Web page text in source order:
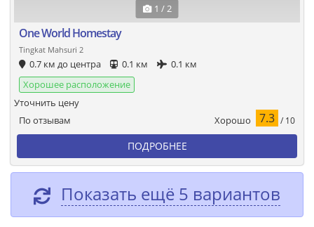
1 / 2
One World Homestay
Tingkat Mahsuri 2
0.7 км до центра 0.1 км
0.1 км
Хорошее расположение
По отзывам Хорошо 7.3 / 10
Уточнить цену
ПОДРОБНЕЕ
Показать ещё 5 вариантов